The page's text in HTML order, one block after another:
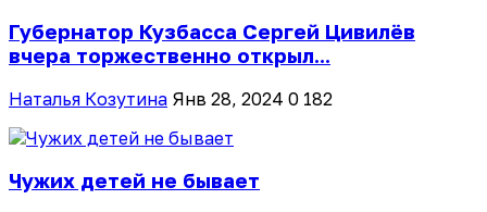
Губернатор Кузбасса Сергей Цивилёв
вчера торжественно открыл...
Наталья Козутина Янв 28, 2024 0 182
Чужих детей не бывает